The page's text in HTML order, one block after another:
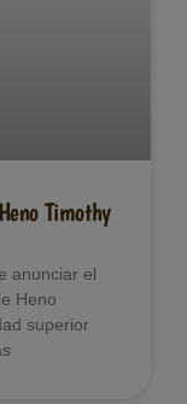
Timothy
anunciar el
Heno
superior